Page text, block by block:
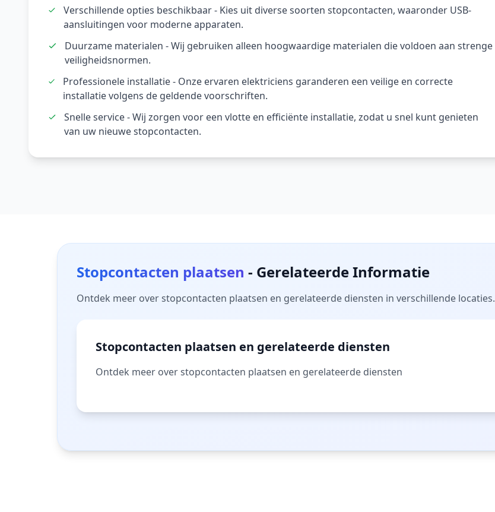
Verschillende opties beschikbaar - Kies uit diverse soorten stopcontacten, waaronder USB-
aansluitingen voor moderne apparaten.
Duurzame materialen - Wij gebruiken alleen hoogwaardige materialen die voldoen aan strenge
veiligheidsnormen.
Professionele installatie - Onze ervaren elektriciens garanderen een veilige en correcte
installatie volgens de geldende voorschriften.
Snelle service - Wij zorgen voor een vlotte en efficiënte installatie, zodat u snel kunt genieten
van uw nieuwe stopcontacten.
Stopcontacten plaatsen - Gerelateerde Informatie
Ontdek meer over stopcontacten plaatsen en gerelateerde diensten in verschillende locaties.
Stopcontacten plaatsen en gerelateerde diensten
Ontdek meer over stopcontacten plaatsen en gerelateerde diensten